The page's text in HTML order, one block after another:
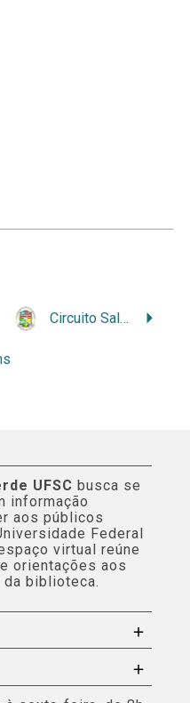
Circuito Sala Verde no Campus Barra do Corda
UFSC busca se
informação
aos públicos
Federal
virtual reúne
orientações aos
biblioteca.